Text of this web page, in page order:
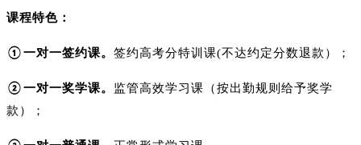
课程特色：
① 一对一签约课。 签约高考分特训课(不达约定分数退款）；
② 一对一奖学课。 监管高效学习课（按出勤规则给予奖学
款）；